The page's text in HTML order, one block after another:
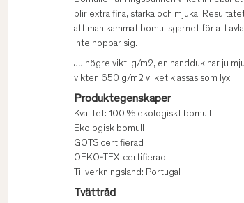
blir extra fina, starka och mjuka.
att man kammat bomullsgarnet för att
inte noppar sig.
Ju högre vikt, g/m2, en handduk har ju
vikten 650 g/m2 vilket klassas som lyx.
Produktegenskaper
Kvalitet: 100 % ekologiskt bomull
Ekologisk bomull
GOTS certifierad
OEKO-TEX-certifierad
Tillverkningsland: Portugal
Tvättråd